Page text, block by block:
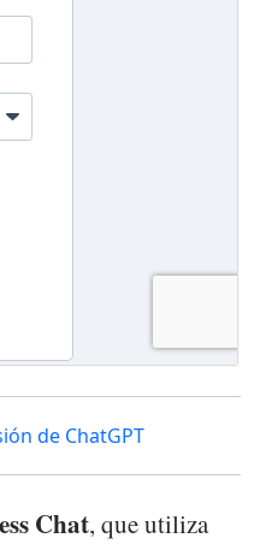
de ChatGPT
Chat, que utiliza